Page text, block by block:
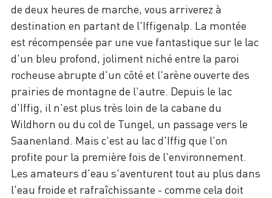
de deux heures de marche, vous arriverez à
destination en partant de l'Iffigenalp. La montée
est récompensée par une vue fantastique sur le lac
d'un bleu profond, joliment niché entre la paroi
rocheuse abrupte d'un côté et l'arène ouverte des
prairies de montagne de l'autre. Depuis le lac
d'Iffig, il n'est plus très loin de la cabane du
Wildhorn ou du col de Tungel, un passage vers le
Saanenland. Mais c'est au lac d'Iffig que l'on
profite pour la première fois de l'environnement.
Les amateurs d'eau s'aventurent tout au plus dans
l'eau froide et rafraîchissante - comme cela doit